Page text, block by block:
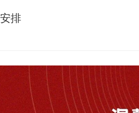
排